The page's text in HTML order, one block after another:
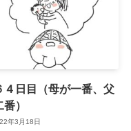
４日目（母が一番、父
）
年3月18日